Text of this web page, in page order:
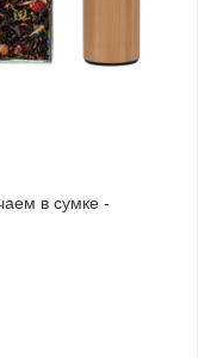
в сумке -